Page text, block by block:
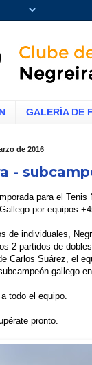
GALERÍA DE
de 2016
-
para el
por equipos
de individuales,
2 partidos de
Carlos Suárez, el
gallego
todo el equipo.
pronto.